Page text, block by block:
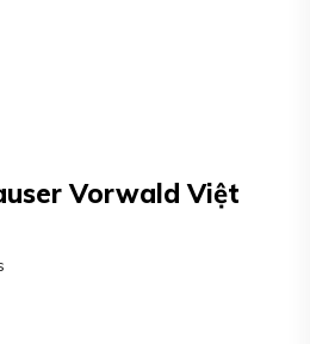
Vorwald Việt